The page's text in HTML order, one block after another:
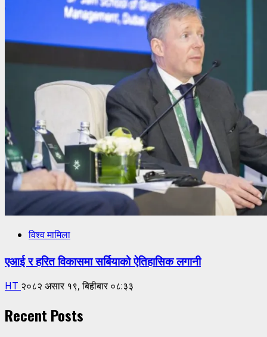
विश्व मामिला
एआई र हरित विकासमा सर्बियाको ऐतिहासिक लगानी
HT २०८२ असार १९, बिहीबार ०८:३३
Recent Posts